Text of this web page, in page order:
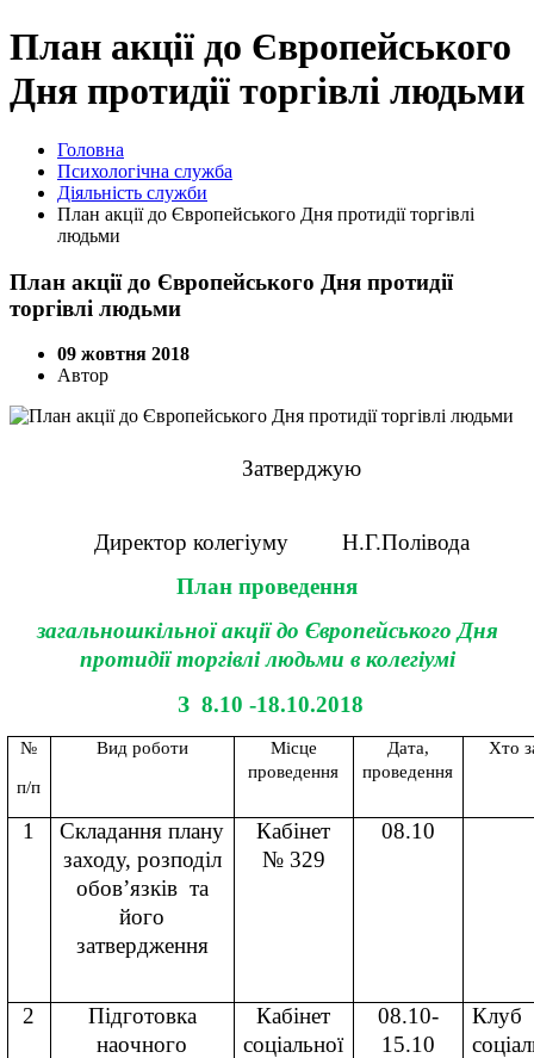
План акції до Європейського
Дня протидії торгівлі людьми
Головна
Психологічна служба
Діяльність служби
План акції до Європейського Дня протидії торгівлі
людьми
План акції до Європейського Дня протидії
торгівлі людьми
09 жовтня 2018
Автор
Затверджую
Директор колегіуму Н.Г.Полівода
План проведення
загальношкільної акції до Європейського Дня
протидії торгівлі людьми в колегіумі
З 8.10 -18.10.2018
№
п/п
Вид роботи
Місце
проведення
Дата,
проведення
Хто
1
Складання плану
заходу, розподіл
обов’язків та
його
затвердження
Кабінет
№ 329
08.10
2
Підготовка
наочного
Кабінет
соціальної
08.10-
15.10
Клуб